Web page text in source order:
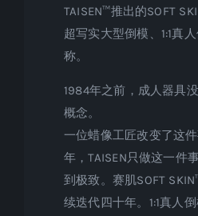
TAISEN™推出的SOFT
超写实大型倒模、1:1真
称。
1984年之前，成人器具
概念。
一位蜡像工匠改变了这
年，TAISEN只做这一件
到极致。赛肌SOFT
续迭代四十年。1:1真人